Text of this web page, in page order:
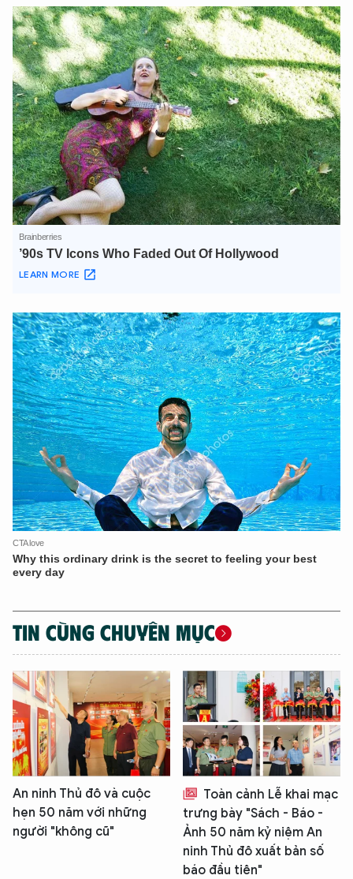
TIN CÙNG CHUYÊN MỤC
An ninh Thủ đô và cuộc
hẹn 50 năm với những
người "không cũ"
Toàn cảnh Lễ khai mạc
trưng bày "Sách - Báo -
Ảnh 50 năm kỷ niệm An
ninh Thủ đô xuất bản số
báo đầu tiên"